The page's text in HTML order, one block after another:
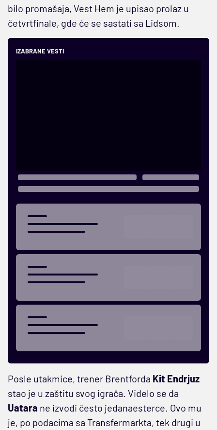
bilo promašaja, Vest Hem je upisao prolaz u
četvrtfinale, gde će se sastati sa Lidsom.
IZABRANE VESTI
Posle utakmice, trener Brentforda Kit Endrjuz
stao je u zaštitu svog igrača. Videlo se da
Uatara ne izvodi često jedanaesterce. Ovo mu
je, po podacima sa Transfermarkta, tek drugi u